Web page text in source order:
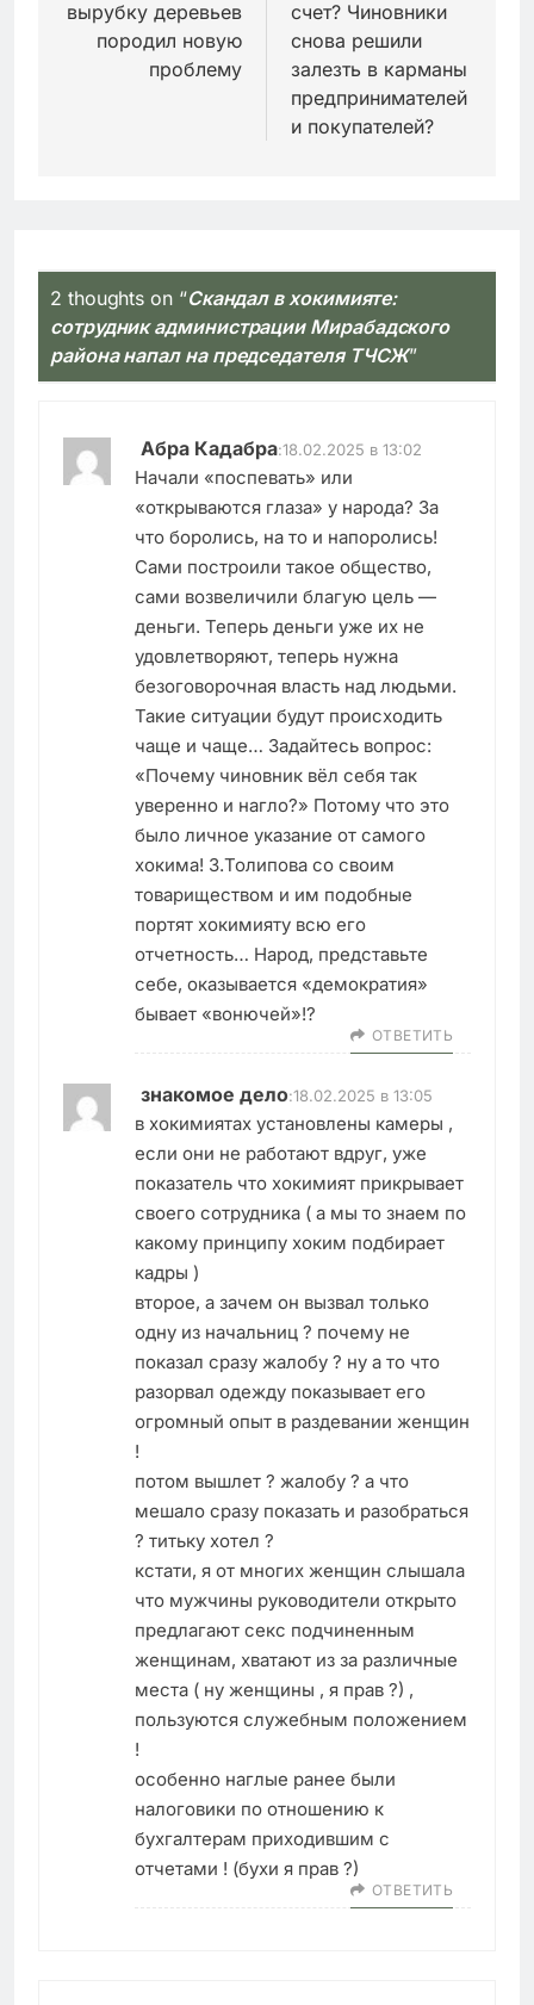
вырубку деревьев
породил новую
проблему
счет? Чиновники
снова решили
залезть в карманы
предпринимателей
и покупателей?
2 thoughts on “Скандал в хокимияте:
сотрудник администрации Мирабадского
района напал на председателя ТЧСЖ”
Абра Кадабра:18.02.2025 в 13:02
Начали «поспевать» или
«открываются глаза» у народа? За
что боролись, на то и напоролись!
Сами построили такое общество,
сами возвеличили благую цель —
деньги. Теперь деньги уже их не
удовлетворяют, теперь нужна
безоговорочная власть над людьми.
Такие ситуации будут происходить
чаще и чаще… Задайтесь вопрос:
«Почему чиновник вёл себя так
уверенно и нагло?» Потому что это
было личное указание от самого
хокима! З.Толипова со своим
товариществом и им подобные
портят хокимияту всю его
отчетность… Народ, представьте
себе, оказывается «демократия»
бывает «вонючей»!?
ОТВЕТИТЬ
знакомое дело:18.02.2025 в 13:05
в хокимиятах установлены камеры ,
если они не работают вдруг, уже
показатель что хокимият прикрывает
своего сотрудника ( а мы то знаем по
какому принципу хоким подбирает
кадры )
второе, а зачем он вызвал только
одну из начальниц ? почему не
показал сразу жалобу ? ну а то что
разорвал одежду показывает его
огромный опыт в раздевании женщин
!
потом вышлет ? жалобу ? а что
мешало сразу показать и разобраться
? титьку хотел ?
кстати, я от многих женщин слышала
что мужчины руководители открыто
предлагают секс подчиненным
женщинам, хватают из за различные
места ( ну женщины , я прав ?) ,
пользуются служебным положением
!
особенно наглые ранее были
налоговики по отношению к
бухгалтерам приходившим с
отчетами ! (бухи я прав ?)
ОТВЕТИТЬ